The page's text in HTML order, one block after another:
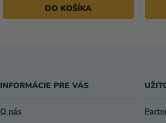
DO KOŠÍKA
INFORMÁCIE PRE VÁS
O nás